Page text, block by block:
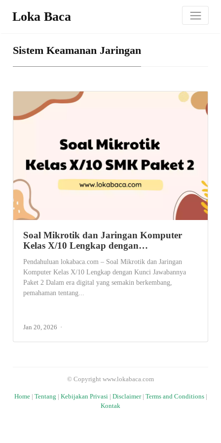
Loka Baca
Sistem Keamanan Jaringan
Soal Mikrotik dan Jaringan Komputer
Kelas X/10 Lengkap dengan…
Pendahuluan lokabaca.com – Soal Mikrotik dan Jaringan
Komputer Kelas X/10 Lengkap dengan Kunci Jawabannya
Paket 2 Dalam era digital yang semakin berkembang,
pemahaman tentang...
Jan 20, 2026
© Copyright www.lokabaca.com
Home| Tentang Kebijakan Privasi| Disclaimer| Terms and Conditions|
Kontak